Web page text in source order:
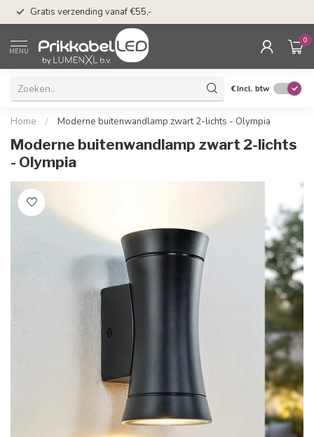
Gratis verzending vanaf €55,-
MENU
0
€Incl. btw
Home / Moderne buitenwandlamp zwart 2-lichts - Olympia
Moderne buitenwandlamp zwart 2-lichts
- Olympia